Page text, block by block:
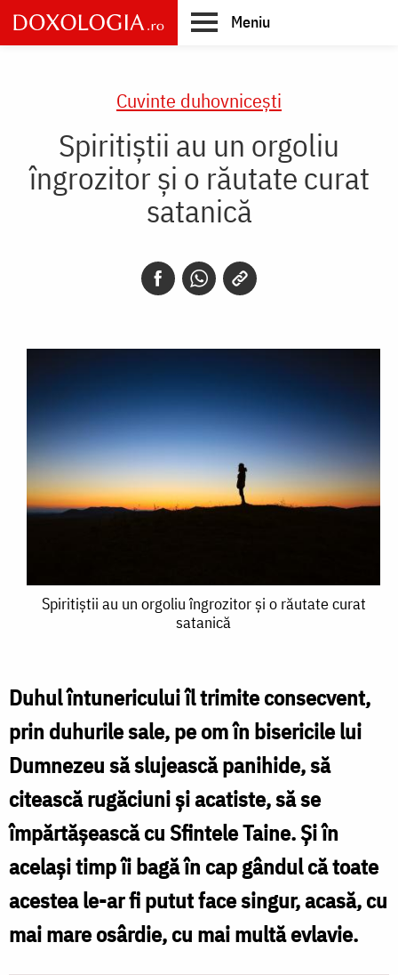
Skip
to
main
Meniu
Cuvinte duhovnicești
Spiritiştii au un orgoliu
îngrozitor şi o răutate curat
satanică
Spiritiştii
orgoliu
îngrozitor
şi
o
răutate
curat
satanică
Spiritiştii au un orgoliu îngrozitor şi o răutate curat
satanică
Duhul întunericului îl trimite consecvent,
prin duhurile sale, pe om în bisericile lui
Dumnezeu să slujească panihide, să
citească rugăciuni şi acatiste, să se
împărtăşească cu Sfintele Taine. Şi în
acelaşi timp îi bagă în cap gândul că toate
acestea le-ar fi putut face singur, acasă, cu
mai mare osârdie, cu mai multă evlavie.